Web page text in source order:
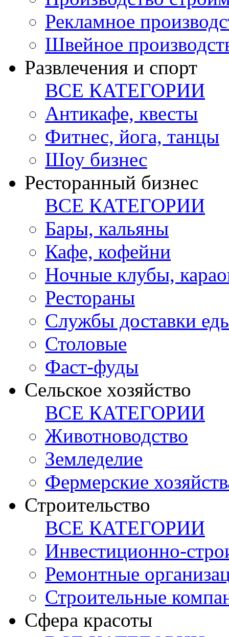
Рекламное
Швейное
Развлечения и спорт
ВСЕ КАТЕГОРИИ
Антикафе, квесты
Фитнес, йога, танцы
Шоу бизнес
Ресторанный бизнес
ВСЕ КАТЕГОРИИ
Бары, кальяны
Кафе, кофейни
Ночные клубы,
Рестораны
Службы доставки
Столовые
Фаст-фуды
Сельское хозяйство
ВСЕ КАТЕГОРИИ
Животноводство
Земледелие
Фермерские
Строительство
ВСЕ КАТЕГОРИИ
Инвестиционно-
Ремонтные
Строительные
Сфера красоты